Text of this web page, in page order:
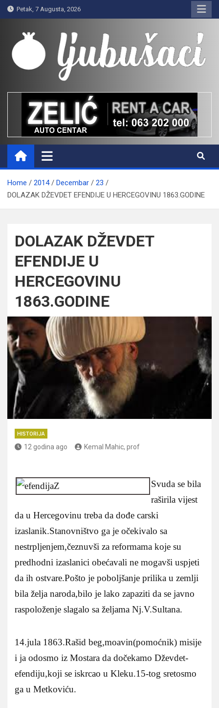
Skip
to
content
Petak, 7 Augusta, 2026
Ljubušaci
Svom voljenom gradu
Home 2014 Decembar
23
DOLAZAK DŽEVDET EFENDIJE U HERCEGOVINU 1863.GODINE
DOLAZAK DŽEVDET
EFENDIJE U
HERCEGOVINU
1863.GODINE
HISTORIJA
12 godina ago Kemal Mahic, prof
Svuda se bila
raširila vijest
da u Hercegovinu treba da dođe carski
izaslanik.Stanovništvo ga je očekivalo sa
nestrpljenjem,čeznuvši za reformama koje su
predhodni izaslanici obećavali ne mogavši uspjeti
da ih ostvare.Pošto je poboljšanje prilika u zemlji
bila želja naroda,bilo je lako zapaziti da se javno
raspoloženje slagalo sa željama Nj.V.Sultana.
14.jula 1863.Rašid beg,moavin(pomoćnik) misije
i ja odosmo iz Mostara da dočekamo Dževdet-
efendiju,koji se iskrcao u Kleku.15-tog sretosmo
ga u Metkoviću.